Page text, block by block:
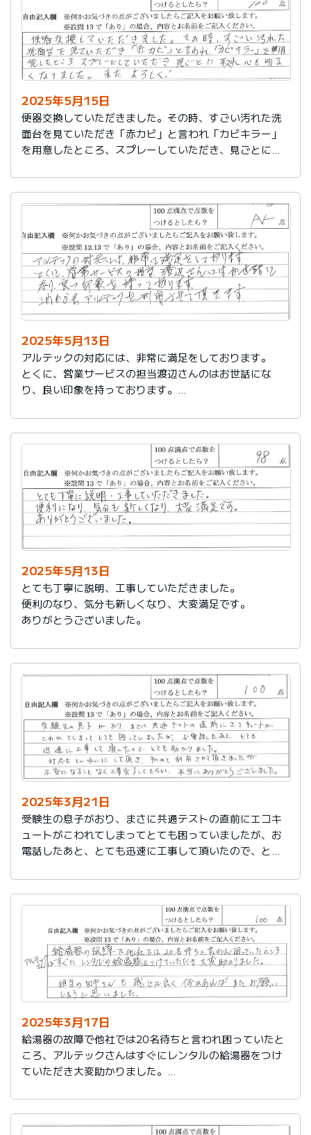
2025年5月15日
便器交換していただきました。その時、すごい汚れた洗
面台を見ていただき「赤カビ」と言われ「カビキラー」
を用意したところ、スプレーしていただき、見ごとに取
2025年5月13日
アルテックの対応には、非常に満足をしております。
とくに、営業サービスの担当渡辺さんのはお世話にな
り、良い印象を持っております。
2025年5月13日
とても丁寧に説明、工事していただきました。
便利のなり、気分も新しくなり、大変満足です。
ありがとうございました。
2025年3月21日
受験生の息子がおり、まさに共通テストの直前にエコキ
ュートがこわれてしまってとても困っていましたが、お
電話したあと、とても迅速に工事して頂いたので、とて
対応もていねいして頂き、初めて利用させて頂きました
が不安になることなく工事完了してもらい、本当にあり
2025年3月17日
給湯器の故障で他社では20名待ちと言われ困っていたと
ころ、アルテックさんはすぐにレンタルの給湯器をつけ
ていただき大変助かりました。
うと思いました。